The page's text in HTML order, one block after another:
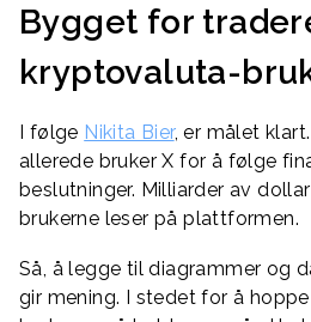
Bygget for
kryptovaluta-
I følge Nikita Bier, er målet
allerede bruker X for å følge
beslutninger. Milliarder av
brukerne leser på plattformen.
Så, å legge til diagrammer og
gir mening. I stedet for å